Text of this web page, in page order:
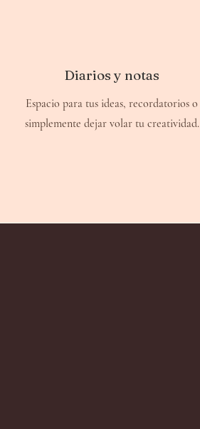
Diarios y notas
Espacio para tus ideas, recordatorios o
simplemente dejar volar tu creatividad.